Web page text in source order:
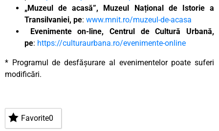
„Muzeul de acasă”, Muzeul Național de Istorie a
Transilvaniei, pe: www.mnit.ro/muzeul-de-acasa
Evenimente on-line, Centrul de Cultură Urbană,
pe: https://culturaurbana.ro/evenimente-online
* Programul de desfășurare al evenimentelor poate suferi
modificări.
Favorite0